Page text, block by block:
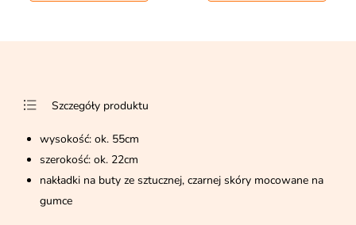
Szczegóły produktu
wysokość: ok. 55cm
szerokość: ok. 22cm
nakładki na buty ze sztucznej, czarnej skóry mocowane na
gumce